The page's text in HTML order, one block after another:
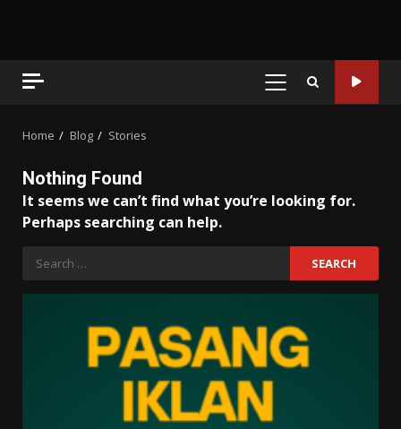
PRIMARY
Home Blog Stories
Nothing Found
It seems we can’t find what you’re looking for.
Perhaps searching can help.
Search
for: